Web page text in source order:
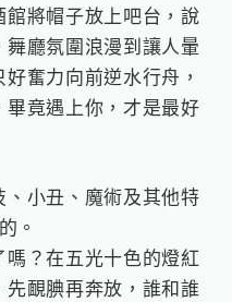
館將帽子放上吧台，說
廳氛圍浪漫到讓人暈
奮力向前逆水行舟，
竟遇上你，才是最好
小丑、魔術及其他特
。
？在五光十色的燈紅
靦腆再奔放，誰和誰